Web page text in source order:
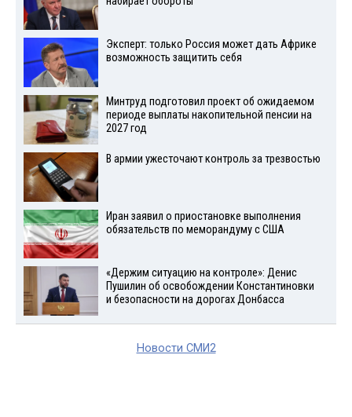
Эксперт: только Россия может дать Африке
возможность защитить себя
Минтруд подготовил проект об ожидаемом
периоде выплаты накопительной пенсии на
2027 год
В армии ужесточают контроль за трезвостью
Иран заявил о приостановке выполнения
обязательств по меморандуму с США
«Держим ситуацию на контроле»: Денис
Пушилин об освобождении Константиновки
и безопасности на дорогах Донбасса
Новости СМИ2